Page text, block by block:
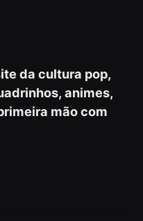
da cultura pop,
animes,
mão com